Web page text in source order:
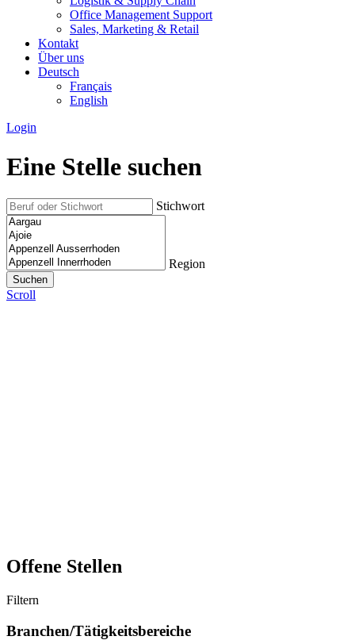
Office Management Support
Sales, Marketing & Retail
Kontakt
Über uns
Deutsch
Français
English
Login
Eine Stelle suchen
Stichwort
Region
Scroll
Offene Stellen
Filtern
Branchen/Tätigkeitsbereiche